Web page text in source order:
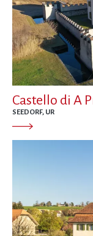
Castello di A
SEEDORF, UR